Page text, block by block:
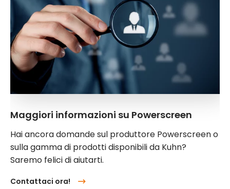
Maggiori informazioni su Powerscreen
Hai ancora domande sul produttore Powerscreen o
sulla gamma di prodotti disponibili da Kuhn?
Saremo felici di aiutarti.
Contattaci ora!